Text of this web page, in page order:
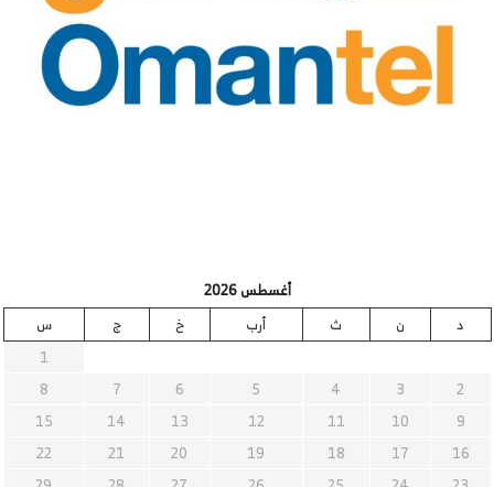
أغسطس 2026
د
ن ث أرب خ ج
س
1
2
3
4
5
6
7
8
9
10
11
12
13
14
15
16
17
18
19
20
21
22